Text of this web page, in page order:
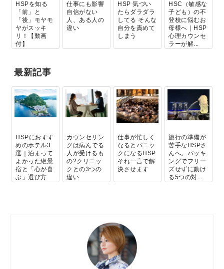
HSPを知る
「前」と
「後」モヤモ
ヤがスッキ
リ！【動画
付】
仕事にも影響
自信がない
人、ある人の
違い
HSP 気づい
たらダラダラ
してる そんな
自分を責めて
しまう
HSC（敏感な
子ども）の不
登校に悩むお
母様へ｜HSP
心理カウンセ
ラーが解...
最新記事
HSPにおすす
めのホテル3
選｜泊まって
よかった絶景
宿と「心が喜
ぶ」選び方
カウンセリン
グは病んでる
人が受けるも
の?クリニッ
クとの3つの
違い
仕事が忙しく
なるとパニッ
クになるHSP
それ一言で解
決させます
旅行の準備が
苦手なHSPさ
んへ。パッキ
ングでフリー
ズせずに動け
る5つの対...